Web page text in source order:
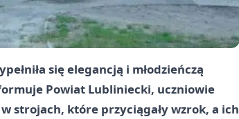
się elegancją i młodzieńczą
Powiat Lubliniecki, uczniowie
strojach, które przyciągały wzrok, a ich